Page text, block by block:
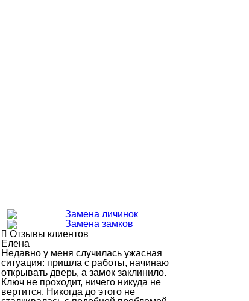
Замена личинок
Замена замков
Отзывы клиентов
Елена
Недавно у меня случилась ужасная
ситуация: пришла с работы, начинаю
открывать дверь, а замок заклинило.
Ключ не проходит, ничего никуда не
вертится. Никогда до этого не